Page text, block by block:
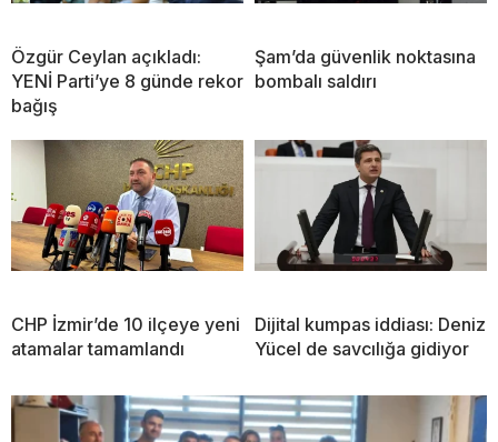
Özgür Ceylan açıkladı:
YENİ Parti’ye 8 günde rekor
bağış
Şam’da güvenlik noktasına
bombalı saldırı
CHP İzmir’de 10 ilçeye yeni
atamalar tamamlandı
Dijital kumpas iddiası: Deniz
Yücel de savcılığa gidiyor